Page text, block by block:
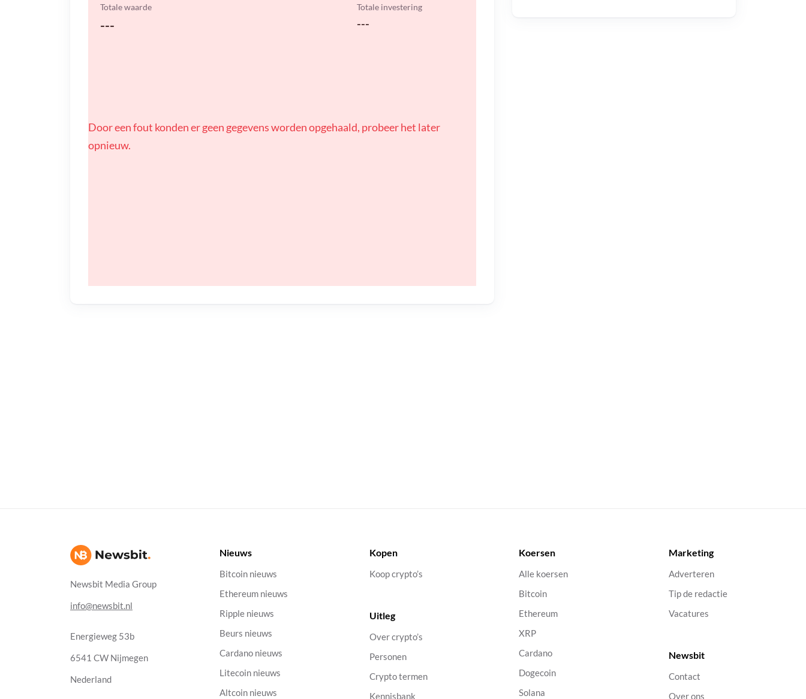
Totale waarde
---
Totale investering
---
Door een fout konden er geen gegevens worden opgehaald, probeer het later
opnieuw.
Newsbit Media Group
info@newsbit.nl
Energieweg 53b
6541 CW Nijmegen
Nederland
Nieuws
Bitcoin nieuws
Ethereum nieuws
Ripple nieuws
Beurs nieuws
Cardano nieuws
Litecoin nieuws
Altcoin nieuws
Kopen
Koop crypto’s
Uitleg
Over crypto’s
Personen
Crypto termen
Kennisbank
Koersen
Alle koersen
Bitcoin
Ethereum
XRP
Cardano
Dogecoin
Solana
Marketing
Adverteren
Tip de redactie
Vacatures
Newsbit
Contact
Over ons